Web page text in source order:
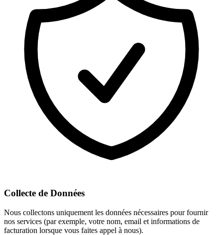
Collecte de Données
Nous collectons uniquement les données nécessaires pour fournir
nos services (par exemple, votre nom, email et informations de
facturation lorsque vous faites appel à nous).